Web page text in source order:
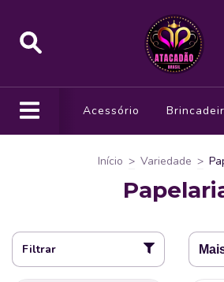
Acessório
Início > Variedade >
Filtrar